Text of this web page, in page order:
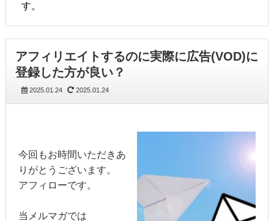
す。
アフィリエイトするのに実際に広告(VOD)に
登録した方が良い？
2025.01.24 2025.01.24
今回もお時間いただきあ
りがとうございます。
アフィローです。
当メルマガでは